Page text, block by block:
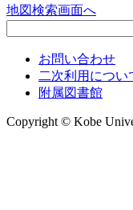
地図検索画面へ
お問い合わせ
二次利用につい
附属図書館
Copyright © Kobe